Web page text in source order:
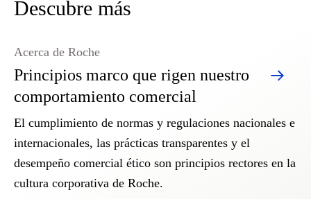
Descubre más
Principios marco que rigen nuestro
comportamiento comercial
Acerca de Roche
El cumplimiento de normas y regulaciones nacionales e
internacionales, las prácticas transparentes y el
desempeño comercial ético son principios rectores en la
cultura corporativa de Roche.